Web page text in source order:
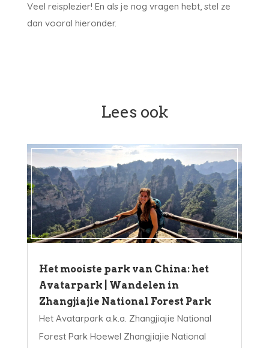
Veel reisplezier! En als je nog vragen hebt, stel ze
dan vooral hieronder.
Lees ook
Het mooiste park van China: het
Avatarpark | Wandelen in
Zhangjiajie National Forest Park
Het Avatarpark a.k.a. Zhangjiajie National
Forest Park Hoewel Zhangjiajie National